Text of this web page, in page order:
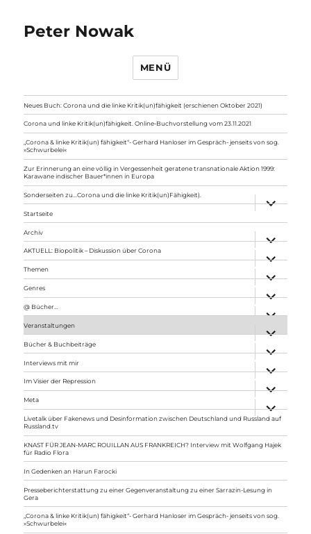
Peter Nowak
MENÜ
Neues Buch: Corona und die linke Kritik(un)fähigkeit (erschienen Oktober 2021)
Corona und linke Kritik(un)fähigkeit. Online-Buchvorstellung vom 23.11.2021
„Corona & linke Kritik(un) fähigkeit“- Gerhard Hanloser im Gespräch- jenseits von sog.
»Schwurbelei«
Zur Erinnerung an eine völlig in Vergessenheit geratene transnationale Aktion 1999:
Karawane indischer Bauer*innen in Europa
Sonderseiten zu…Corona und die linke Kritik(un)Fähigkeit).
anzeigen
Startseite
Archiv
anzeigen
AKTUELL: Biopolitik – Diskussion über Corona
anzeigen
Themen
anzeigen
Genres
anzeigen
@ Bücher…
Veranstaltungen
anzeigen
Bücher & Buchbeiträge
anzeigen
Interviews mit mir
anzeigen
Im Visier der Repression
anzeigen
Meta
anzeigen
Livetalk über Fakenews und Desinformation zwischen Deutschland und Russland auf
Russland.tv
KNAST FÜR JEAN-MARC ROUILLAN AUS FRANKREICH? Interview mit Wolfgang Hajek
für Radio Flora
In Gedenken an Harun Farocki
Presseberichterstattung zu einer Gegenveranstaltung zu einer Sarrazin-Lesung in
Gera
„Corona & linke Kritik(un) fähigkeit“- Gerhard Hanloser im Gespräch- jenseits von sog.
»Schwurbelei«